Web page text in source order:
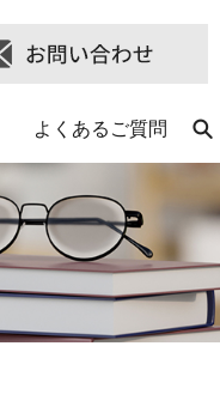
よくあるご質問